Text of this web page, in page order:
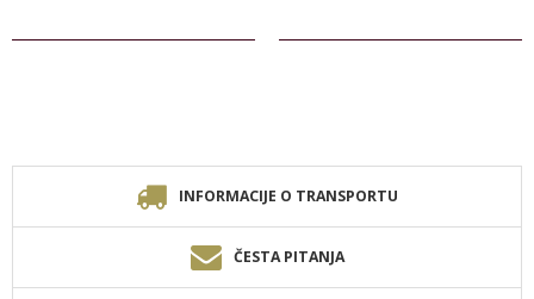
INFORMACIJE O TRANSPORTU
ČESTA PITANJA